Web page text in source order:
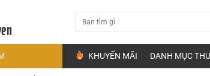
KHUYẾN MÃI DANH MỤC